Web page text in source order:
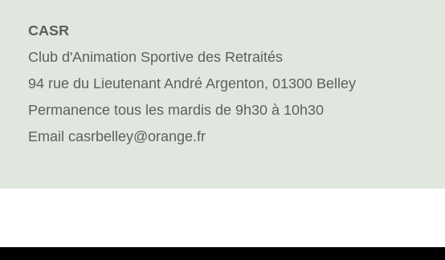
CASR
Club d'Animation Sportive des Retraités
94 rue du Lieutenant André Argenton, 01300 Belley
Permanence tous les mardis de 9h30 à 10h30
Email casrbelley@orange.fr